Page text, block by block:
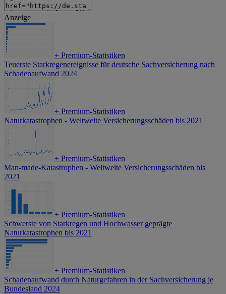
Anzeige
+ Premium-Statistiken
Teuerste Starkregenereignisse für deutsche Sachversicherung nach
Schadenaufwand 2024
+ Premium-Statistiken
Naturkatastrophen - Weltweite Versicherungsschäden bis 2021
+ Premium-Statistiken
Man-made-Katastrophen - Weltweite Versicherungsschäden bis
2021
+ Premium-Statistiken
Schwerste von Starkregen und Hochwasser geprägte
Naturkatastrophen bis 2021
+ Premium-Statistiken
Schadenaufwand durch Naturgefahren in der Sachversicherung je
Bundesland 2024